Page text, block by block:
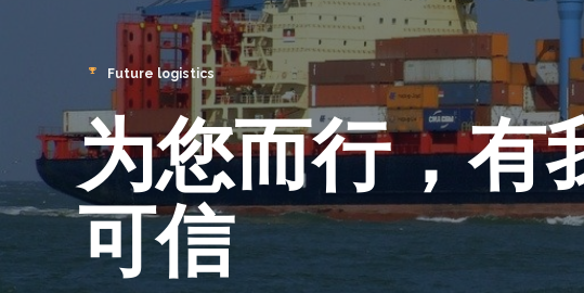
Future logistics
为您而行，有
可信